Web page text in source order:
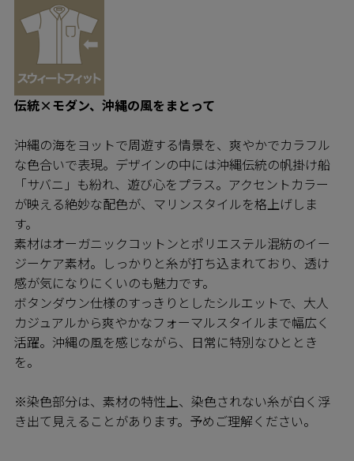
伝統×モダン、沖縄の風をまとって
沖縄の海をヨットで周遊する情景を、爽やかでカラフル
な色合いで表現。デザインの中には沖縄伝統の帆掛け船
「サバニ」も紛れ、遊び心をプラス。アクセントカラー
が映える絶妙な配色が、マリンスタイルを格上げしま
す。
素材はオーガニックコットンとポリエステル混紡のイー
ジーケア素材。しっかりと糸が打ち込まれており、透け
感が気になりにくいのも魅力です。
ボタンダウン仕様のすっきりとしたシルエットで、大人
カジュアルから爽やかなフォーマルスタイルまで幅広く
活躍。沖縄の風を感じながら、日常に特別なひととき
を。
※染色部分は、素材の特性上、染色されない糸が白く浮
き出て見えることがあります。予めご理解ください。